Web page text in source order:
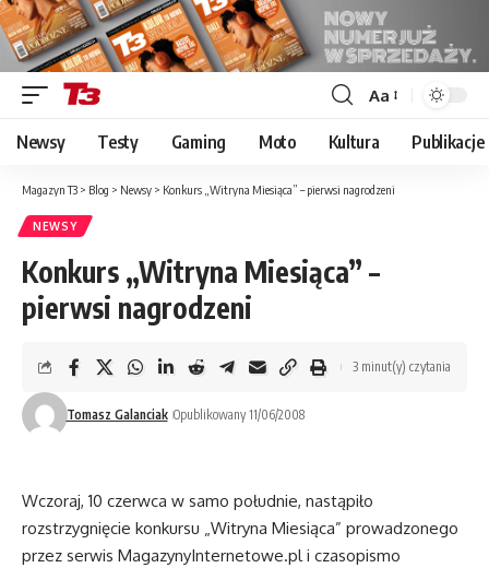
Font
Resizer
Aa
Newsy Testy Gaming Moto Kultura Publikacje
Magazyn T3 > Blog > Newsy > Konkurs „Witryna Miesiąca” – pierwsi nagrodzeni
NEWSY
Konkurs „Witryna Miesiąca” –
pierwsi nagrodzeni
Tomasz Galanciak Opublikowany 11/06/2008
3 minut(y) czytania
Wczoraj, 10 czerwca w samo południe, nastąpiło
rozstrzygnięcie konkursu „Witryna Miesiąca” prowadzonego
przez serwis MagazynyInternetowe.pl i czasopismo